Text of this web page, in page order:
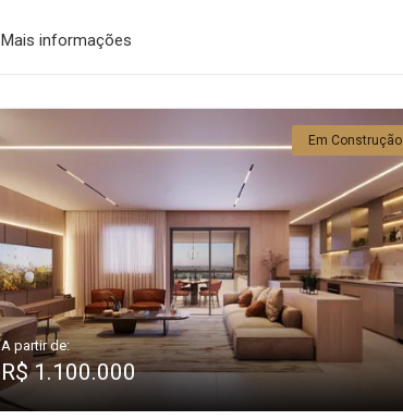
Mais informações
Em Construção
A partir de:
R$ 1.100.000